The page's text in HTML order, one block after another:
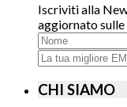
Iscriviti alla
aggiornato
CHI SIAMO